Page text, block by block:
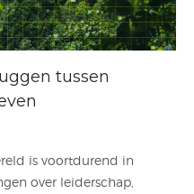
tussen
is voortdurend in
over leiderschap,